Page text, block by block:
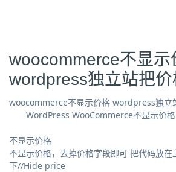
woocommerce不显示
wordpress独立站把
woocommerce不显示价格 wordpress独立
WordPress WooCommerce不显示价格
不显示价格
不显示价格，去掉价格字段即可 把代码放
下//Hide price